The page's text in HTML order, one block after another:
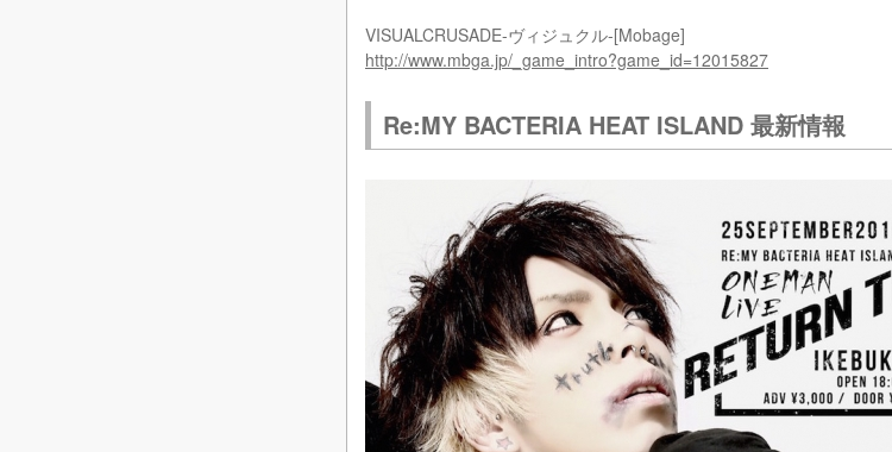
VISUALCRUSADE-ヴィジュクル-[Mobage]
http://www.mbga.jp/_game_intro?game_id=12015827
Re:MY BACTERIA HEAT ISLAND 最新情報